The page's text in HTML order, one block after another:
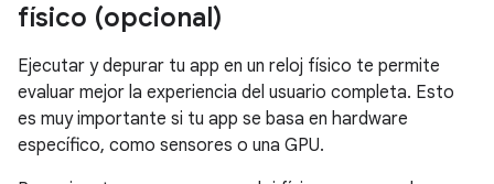
físico (opcional)
Ejecutar y depurar tu app en un reloj físico te permite
evaluar mejor la experiencia del usuario completa. Esto
es muy importante si tu app se basa en hardware
específico, como sensores o una GPU.